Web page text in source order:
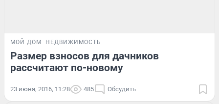
МОЙ ДОМ НЕДВИЖИМОСТЬ
Размер взносов для дачников
рассчитают по-новому
23 июня, 2016, 11:28 485 Обсудить